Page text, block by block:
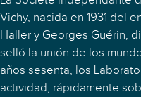
Vichy, nacida en 1931 del
Haller y Georges Guérin,
selló la unión de los
años sesenta, los
actividad, rápidamente